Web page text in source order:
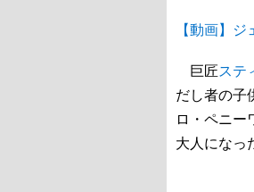
【動画】
巨匠ステ
だし者の子
ロ・ペニー
大人になっ